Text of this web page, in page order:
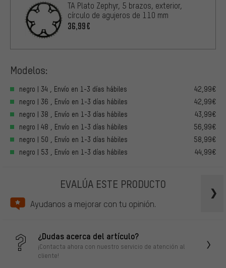
TA Plato Zephyr, 5 brazos, exterior,
círculo de agujeros de 110 mm
36,99€
Modelos:
negro | 34 , Envío en 1-3 días hábiles
42,99€
negro | 36 , Envío en 1-3 días hábiles
42,99€
negro | 38 , Envío en 1-3 días hábiles
43,99€
negro | 48 , Envío en 1-3 días hábiles
56,99€
negro | 50 , Envío en 1-3 días hábiles
58,99€
negro | 53 , Envío en 1-3 días hábiles
44,99€
EVALÚA ESTE PRODUCTO
Ayudanos a mejorar con tu opinión.
¿Dudas acerca del artículo?
¡Contacta ahora con nuestro servicio de atención al
cliente!